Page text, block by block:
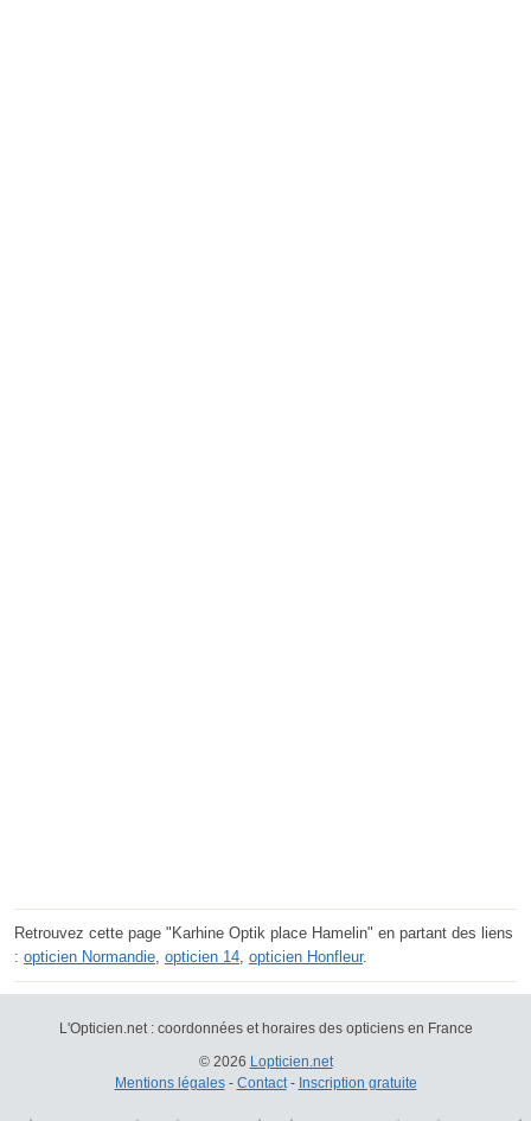
Retrouvez cette page "Karhine Optik place Hamelin" en partant des liens
: opticien Normandie, opticien 14, opticien Honfleur.
L'Opticien.net : coordonnées et horaires des opticiens en France
© 2026 Lopticien.net
Mentions légales- Contact- Inscription gratuite